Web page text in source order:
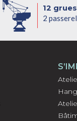
12
2